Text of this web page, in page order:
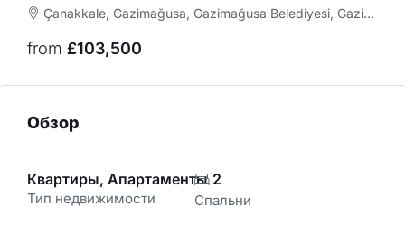
Çanakkale, Gazimağusa, Gazimağusa Belediyesi, Gazimağusa ilçesi, Kuzey Kıbrıs, 99540, Κύπρος - Kıbrıs
from £103,500
Обзор
Квартиры, Апартаменты
Тип недвижимости
2
Спальни